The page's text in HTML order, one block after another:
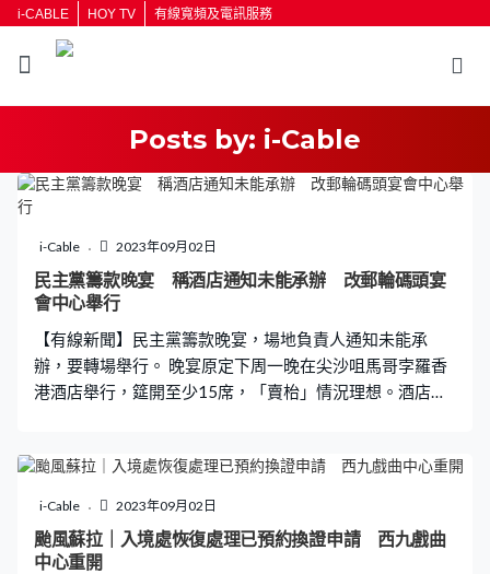
i-CABLE HOY TV 有線寬頻及電訊服務
Posts by: i-Cable
按輸入鍵開始搜尋
i-Cable 2023年09月02日
民主黨籌款晚宴 稱酒店通知未能承辦 改郵輪碼頭宴
會中心舉行
【有線新聞】民主黨籌款晚宴，場地負責人通知未能承
辦，要轉場舉行。 晚宴原定下周一晚在尖沙咀馬哥孛羅香
港酒店舉行，筵開至少15席，「賣枱」情況理想。酒店周
一次籌款晚宴在2019年，去年起三度因為場地聲稱出現突
發問題要取消。
i-Cable 2023年09月02日
颱風蘇拉｜入境處恢復處理已預約換證申請 西九戲曲
中心重開